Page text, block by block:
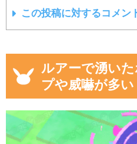
この投稿に対するコメン
ルアーで湧い
プや威嚇が多い